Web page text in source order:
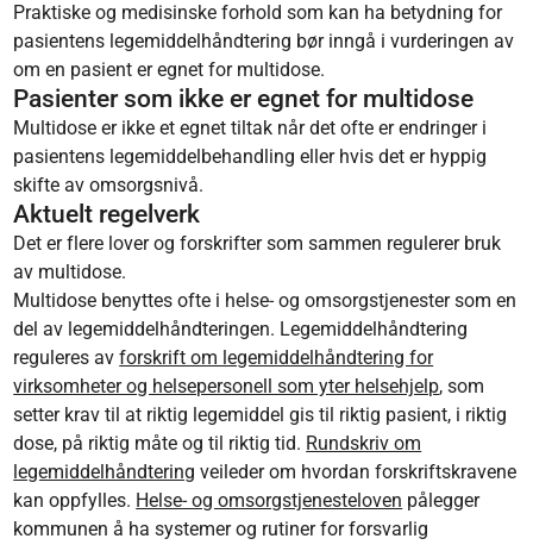
Praktiske og medisinske forhold som kan ha betydning for
pasientens legemiddelhåndtering bør inngå i vurderingen av
om en pasient er egnet for multidose.
Pasienter som ikke er egnet for multidose
Multidose er ikke et egnet tiltak når det ofte er endringer i
pasientens legemiddelbehandling eller hvis det er hyppig
skifte av omsorgsnivå.
Aktuelt regelverk
Det er flere lover og forskrifter som sammen regulerer bruk
av multidose.
Multidose benyttes ofte i helse- og omsorgstjenester som en
del av legemiddelhåndteringen. Legemiddelhåndtering
reguleres avforskrift om legemiddelhåndtering for
virksomheter og helsepersonell som yter helsehjelp, som
setter krav til at riktig legemiddel gis til riktig pasient, i riktig
dose, på riktig måte og til riktig tid. Rundskriv om
legemiddelhåndtering veileder om hvordan forskriftskravene
kan oppfylles. Helse- og omsorgstjenesteloven pålegger
kommunen å ha systemer og rutiner for forsvarlig